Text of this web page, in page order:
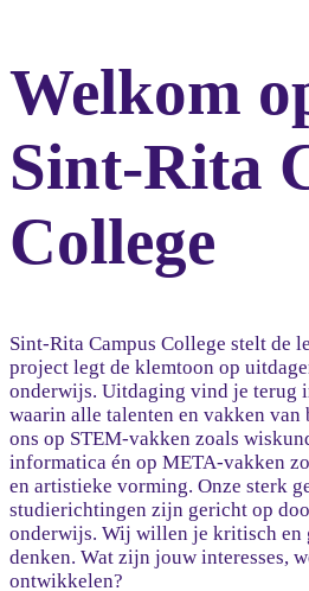
Welkom
Sint-Rita
College
Sint-Rita Campus College stelt de
project legt de klemtoon op
onderwijs. Uitdaging vind je terug
waarin alle talenten en vakken
ons op STEM-vakken zoals
informatica én op META-vakken
en artistieke vorming. Onze sterk
studierichtingen zijn gericht op
onderwijs. Wij willen je kritisch en
denken. Wat zijn jouw interesses,
ontwikkelen?